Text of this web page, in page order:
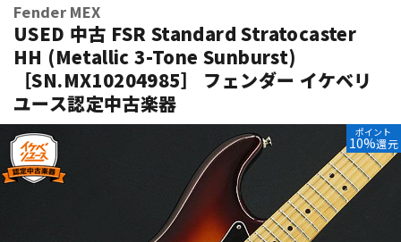
エレキギター アコギ/エレアコ
ウクレレ
パーカッション
Fender MEX
USED 中古 FSR Standard Stratocaster
HH (Metallic 3-Tone Sunburst)
［SN.MX10204985］ フェンダー イケベリ
ユース認定中古楽器
ポイント
10%還元